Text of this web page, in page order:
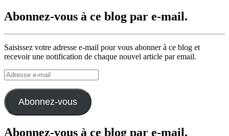
Abonnez-vous à ce blog par e-mail.
Saisissez votre adresse e-mail pour vous abonner à ce blog et
recevoir une notification de chaque nouvel article par email.
Adresse
e-
mail
Abonnez-vous
Abonnez-vous à ce blog par e-mail.